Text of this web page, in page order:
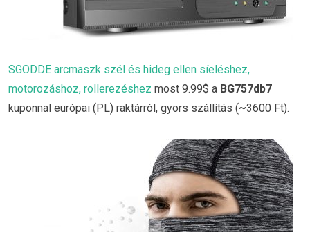
SGODDE arcmaszk szél és hideg ellen síeléshez,
motorozáshoz, rollerezéshez most 9.99$ a BG757db7
kuponnal európai (PL) raktárról, gyors szállítás (~3600 Ft).